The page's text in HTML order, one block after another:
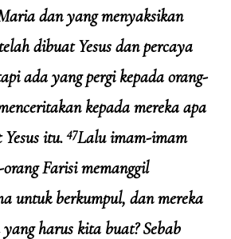
dan yang menyaksikan
dibuat Yesus dan percaya
ada yang pergi kepada orang-
kepada mereka apa
itu.47Lalu imam-imam
Farisi memanggil
untuk berkumpul, dan mereka
harus kita buat? Sebab